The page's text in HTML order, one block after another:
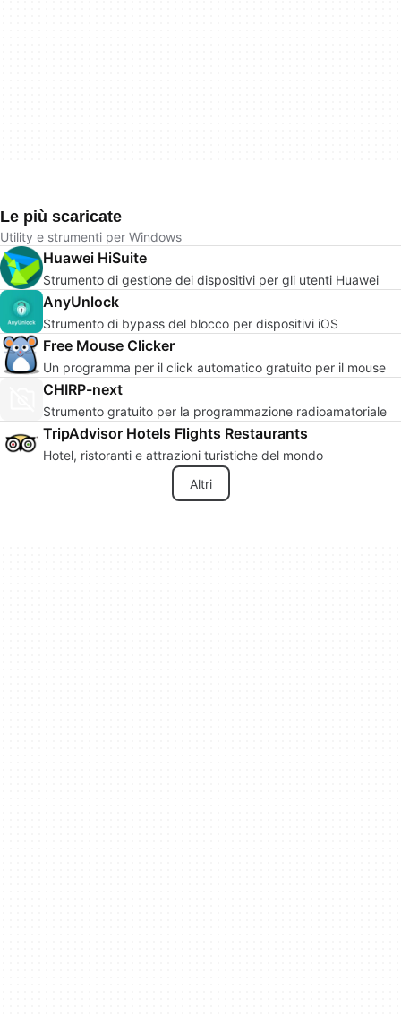
Le più scaricate
Utility e strumenti per Windows
Huawei HiSuite
Strumento di gestione dei dispositivi per gli utenti Huawei
AnyUnlock
Strumento di bypass del blocco per dispositivi iOS
Free Mouse Clicker
Un programma per il click automatico gratuito per il mouse
CHIRP-next
Strumento gratuito per la programmazione radioamatoriale
TripAdvisor Hotels Flights Restaurants
Hotel, ristoranti e attrazioni turistiche del mondo
Altri